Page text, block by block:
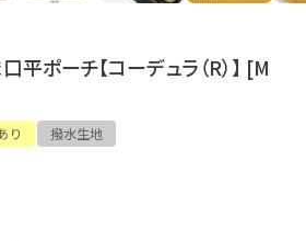
平ポーチ【コーデュラ（R）】 [M
り 撥水生地